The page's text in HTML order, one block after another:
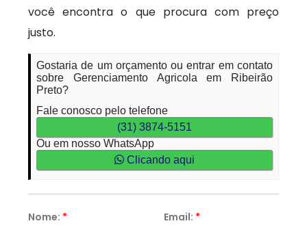
você encontra o que procura com preço
justo.
Gostaria de um orçamento ou entrar em contato
sobre Gerenciamento Agricola em Ribeirão
Preto?
Fale conosco pelo telefone
(31) 3874-5151
Ou em nosso WhatsApp
Clicando aqui
Nome: * Email: *